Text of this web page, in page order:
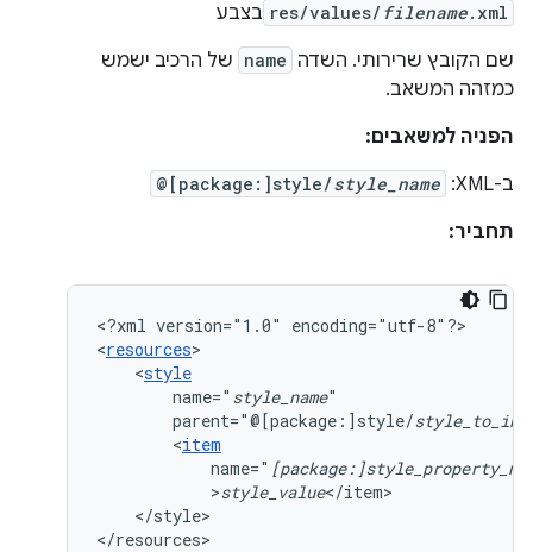
res/values/ filename.xml
בצבע
שם הקובץ שרירותי. השדה name של הרכיב ישמש
כמזהה המשאב.
הפניה למשאבים:
ב-XML:
@[package:]style/style_name
תחביר:
<?xml version="1.0"
encoding="utf-8"?>
<resources
<style
name=" style_name
parent="@[package:]style/
<item
name="
>style_value
</style>
</resources>